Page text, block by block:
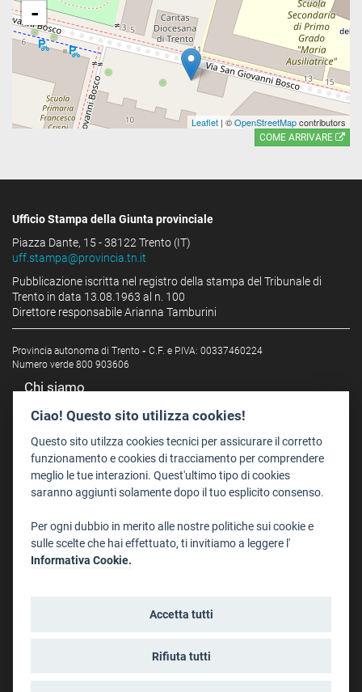
-
Leaflet | ©OpenStreetMapcontributors
COME ARRIVARE
Ufficio Stampa della Giunta provinciale
Piazza Dante, 15 - 38122 Trento (IT)
uff.stampa@provincia.tn.it
Pubblicazione iscritta nel registro della stampa del Tribunale di
Trento in data 13.08.1963 al n. 100
Direttore responsabile Arianna Tamburini
Provincia autonoma di Trento - C.F. e P.IVA: 00337460224
Numero verde 800 903606
Chi siamo
Redazione
Staff
Format - Centro Audiovisivi
Trentino Film Commission
Dove Siamo
Struttura di riferimento
Ciao! Questo sito utilizza cookies!
Questo sito utilzza cookies tecnici per assicurare il corretto
funzionamento e cookies di tracciamento per comprendere
meglio le tue interazioni. Quest'ultimo tipo di cookies
saranno aggiunti solamente dopo il tuo esplicito consenso.
Per ogni dubbio in merito alle nostre politiche sui cookie e
sulle scelte che hai effettuato, ti invitiamo a leggere l'
Informativa Cookie.
Accetta tutti
Rifiuta tutti